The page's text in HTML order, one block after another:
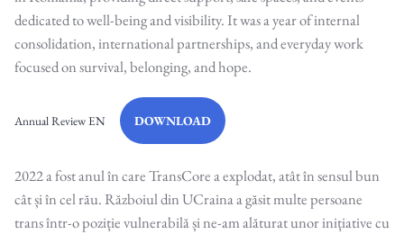
dedicated to well-being and visibility. It was a year of internal
consolidation, international partnerships, and everyday work
focused on survival, belonging, and hope.
Annual Review EN DOWNLOAD
2022 a fost anul în care TransCore a explodat, atât în sensul bun
cât și în cel rău. Războiul din UCraina a găsit multe persoane
trans într-o poziție vulnerabilă și ne-am alăturat unor inițiative cu